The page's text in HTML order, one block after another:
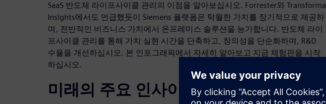
SaaS 반도체 라이프사이클 관리의 이점을 알아보십시오. Forrester와 Transforma
Insights에서도 언급했듯이 Siemens 플랫폼은 탁월한 가치를 장기적으로 제공하
며, 전반적인 비즈니스 가치에서 온프레미스 솔루션을 능가합니다. 반도체 라이
프사이클 관리를 통해 가치 실현 시간을 단축하고, 창의성을 단순화하며, R&D
수율을 개선하십시오. 본 인포그래픽에서 자세히 알아보고 지금 체험판을 시작
하십시오.
미래의 주요 인사이트: